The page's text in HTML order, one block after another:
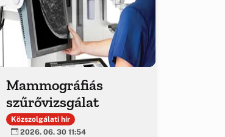
Mammográfiás
szűrővizsgálat
Közszolgálati hír
2026. 06. 30 11:54